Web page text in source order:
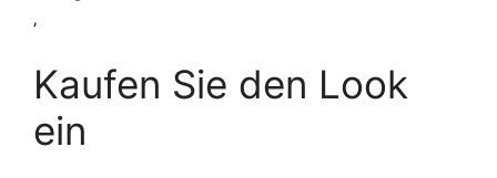
‚
Kaufen Sie den Look
ein